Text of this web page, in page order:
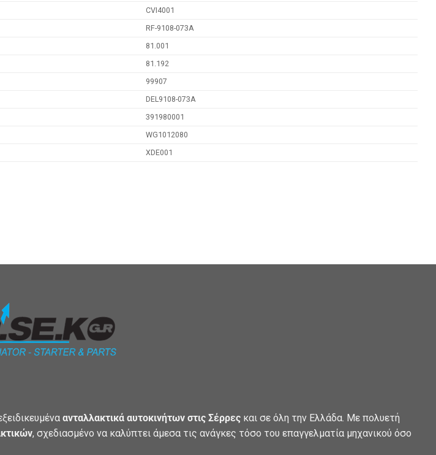
CVI4001
RF-9108-073A
81.001
81.192
99907
DEL9108-073A
391980001
WG1012080
XDE001
ανταλλακτικά αυτοκινήτων στις Σέρρες και σε όλη την Ελλάδα. Με πολυετή
, σχεδιασμένο να καλύπτει άμεσα τις ανάγκες τόσο του επαγγελματία μηχανικού όσο